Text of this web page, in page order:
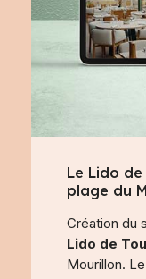
Le Lido
plage du
Création du
Lido de
Mourillon.